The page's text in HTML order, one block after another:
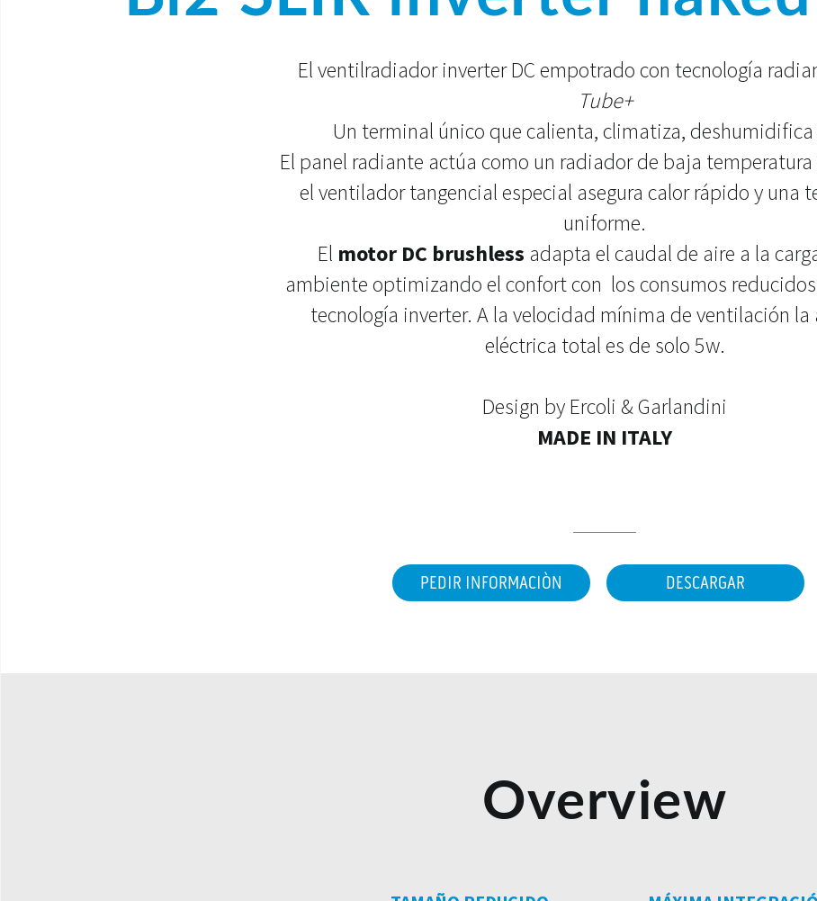
El ventilradiador inverter DC empotrado con tecnología
Tube+
Un terminal único que calienta, climatiza,
El panel radiante actúa como un radiador de baja
el ventilador tangencial especial asegura calor rápido y una
uniforme.
El motor DC brushless adapta el caudal de aire a la
ambiente optimizando el confort con los consumos
tecnología inverter. A la velocidad mínima de ventilación la
eléctrica total es de solo 5w.
Design by Ercoli & Garlandini
MADE IN ITALY
PEDIR INFORMACIÒN DESCARGAR
Overview